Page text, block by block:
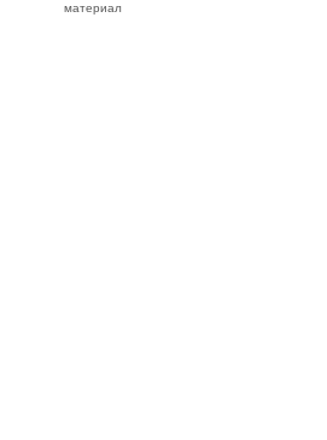
материал